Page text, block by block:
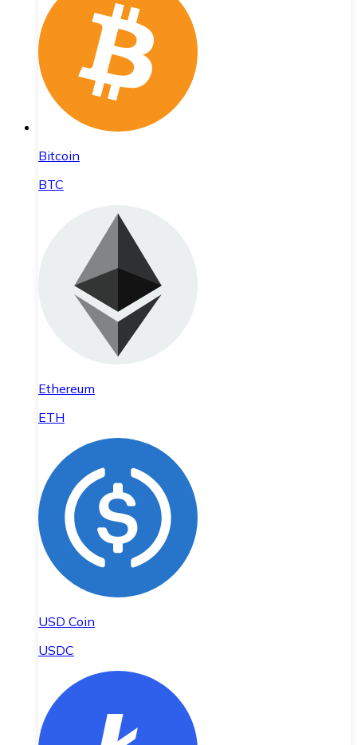
Bitcoin
BTC
Ethereum
ETH
USD Coin
USDC